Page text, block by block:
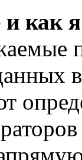
как